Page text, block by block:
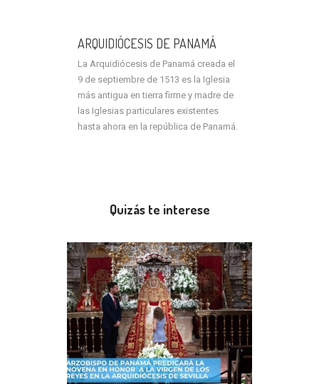
ARQUIDIÓCESIS DE PANAMÁ
La Arquidiócesis de Panamá creada el
9 de septiembre de 1513 es la Iglesia
más antigua en tierra firme y madre de
las Iglesias particulares existentes
hasta ahora en la república de Panamá.
Quizás te interese